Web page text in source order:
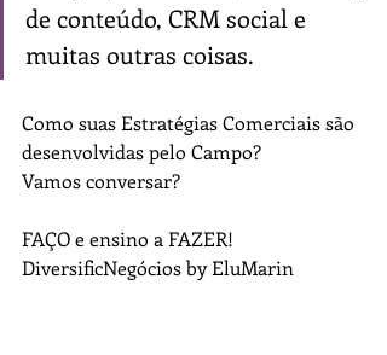
de conteúdo, CRM social e
muitas outras coisas.
Como suas Estratégias Comerciais são
desenvolvidas pelo Campo?
Vamos conversar?
FAÇO e ensino a FAZER!
DiversificNegócios by EluMarin